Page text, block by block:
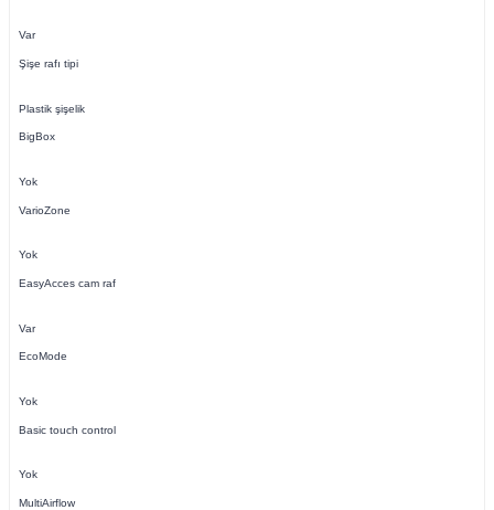
Var
Şişe rafı tipi
Plastik şişelik
BigBox
Yok
VarioZone
Yok
EasyAcces cam raf
Var
EcoMode
Yok
Basic touch control
Yok
MultiAirflow